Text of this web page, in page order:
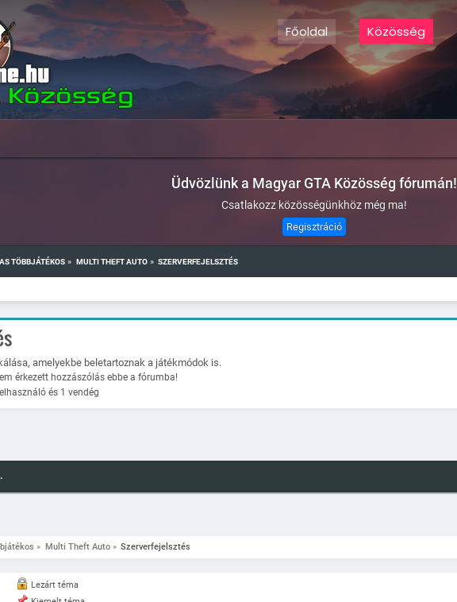
Főoldal Közösség
Üdvözlünk a Magyar GTA Közösség fórumán!
Csatlakozz közösségünkhöz még ma!
Regisztráció
TÖBBJÁTÉKOS » MULTI THEFT AUTO » SZERVERFEJELSZTÉS
amelyekbe beletartoznak a játékmódok is.
érkezett hozzászólás ebbe a fórumba!
és 1 vendég
» Multi Theft Auto » Szerverfejelsztés
Lezárt téma